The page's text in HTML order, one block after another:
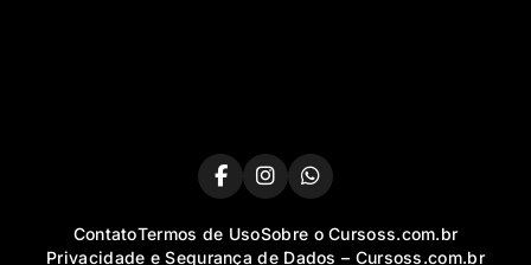
ContatoTermos de UsoSobre o Cursoss.com.br
Privacidade e Segurança de Dados – Cursoss.com.br